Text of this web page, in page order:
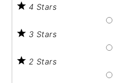
4 Stars
3 Stars
2 Stars